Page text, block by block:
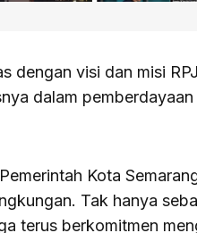
dengan visi dan misi
dalam
Kota
Tak hanya
terus berkomitmen